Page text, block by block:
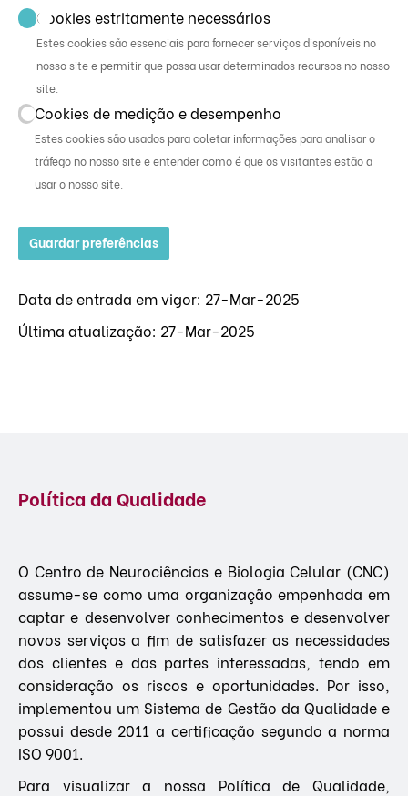
Cookies estritamente necessários
Estes cookies são essenciais para fornecer serviços disponíveis no
nosso site e permitir que possa usar determinados recursos no nosso
site.
Cookies de medição e desempenho
Estes cookies são usados ​​para coletar informações para analisar o
tráfego no nosso site e entender como é que os visitantes estão a
usar o nosso site.
Guardar preferências
Data de entrada em vigor: 27-Mar-2025
Última atualização: 27-Mar-2025
Política da Qualidade
O Centro de Neurociências e Biologia Celular (CNC)
assume-se como uma organização empenhada em
captar e desenvolver conhecimentos e desenvolver
novos serviços a fim de satisfazer as necessidades
dos clientes e das partes interessadas, tendo em
consideração os riscos e oportunidades. Por isso,
implementou um Sistema de Gestão da Qualidade e
possui desde 2011 a certificação segundo a norma
ISO 9001.
Para visualizar a nossa Política de Qualidade,